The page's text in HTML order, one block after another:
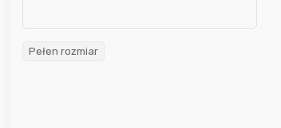
Pełen rozmiar
DW900